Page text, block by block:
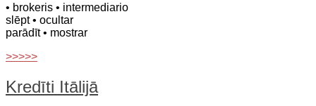
• brokeris • intermediario
slēpt• ocultar
parādīt• mostrar
>>>>>
Kredīti Itālijā